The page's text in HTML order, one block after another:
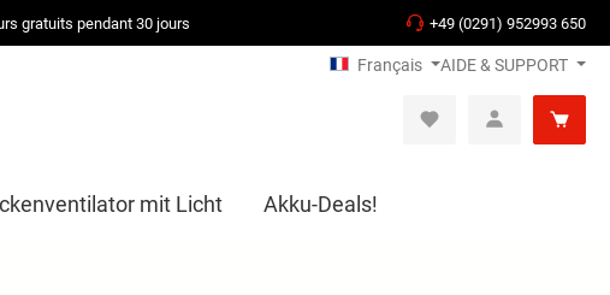
gratuits pendant 30 jours +49 (0291) 952993 650
Français AIDE & SUPPORT
mit Licht Akku-Deals!